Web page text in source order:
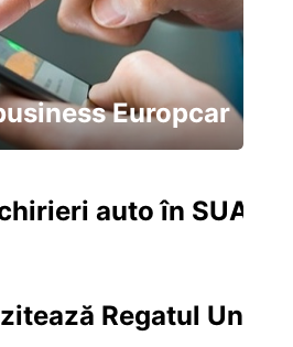
Europcar
auto în SUA
Regatul Unit